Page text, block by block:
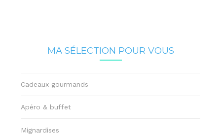
MA SÉLECTION POUR VOUS
Cadeaux gourmands
Apéro & buffet
Mignardises